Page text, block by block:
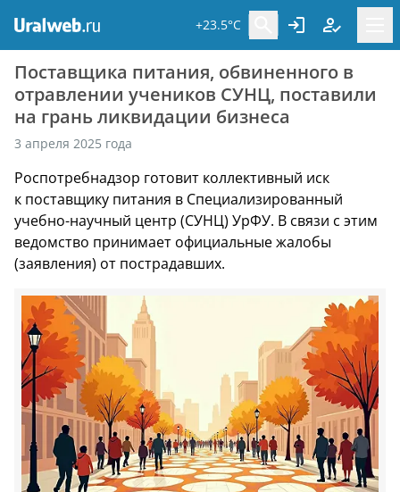
+23.5°C
Поставщика питания, обвиненного в
отравлении учеников СУНЦ, поставили
на грань ликвидации бизнеса
3 апреля 2025 года
Роспотребнадзор готовит коллективный иск
к поставщику питания в Специализированный
учебно-научный центр (СУНЦ) УрФУ. В связи с этим
ведомство принимает официальные жалобы
(заявления) от пострадавших.